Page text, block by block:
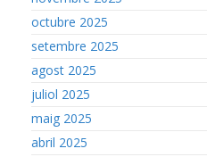
octubre 2025
setembre 2025
agost 2025
juliol 2025
maig 2025
abril 2025